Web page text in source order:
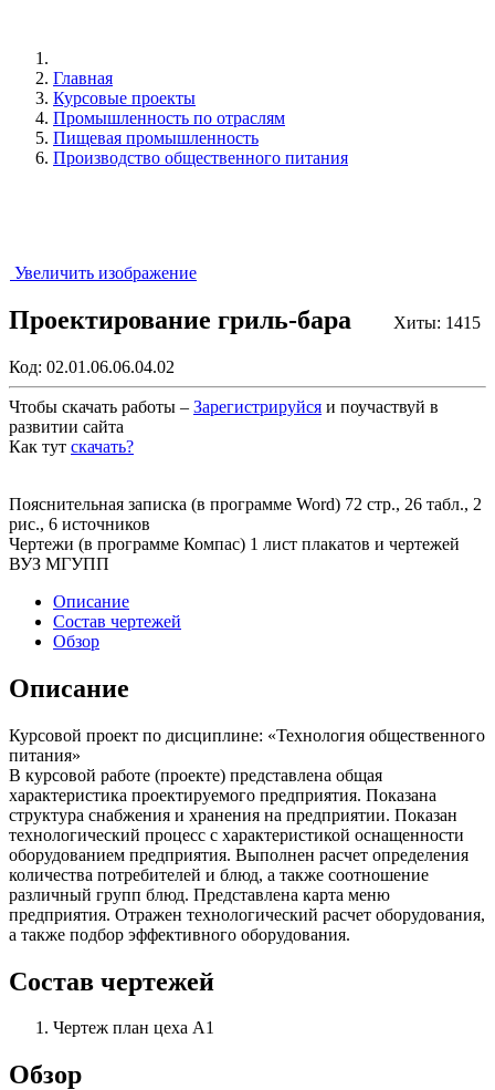
Главная
Курсовые проекты
Промышленность по отраслям
Пищевая промышленность
Производство общественного питания
Увеличить изображение
Хиты: 1415
Проектирование гриль-бара
Код: 02.01.06.06.04.02
Чтобы скачать работы – Зарегистрируйся и поучаствуй в
развитии сайта
Как тут скачать?
Пояснительная записка (в программе Word) 72 стр., 26 табл., 2
рис., 6 источников
Чертежи (в программе Компас) 1 лист плакатов и чертежей
ВУЗ МГУПП
Описание
Состав чертежей
Обзор
Описание
Курсовой проект по дисциплине: «Технология общественного
питания»
В курсовой работе (проекте) представлена общая
характеристика проектируемого предприятия. Показана
структура снабжения и хранения на предприятии. Показан
технологический процесс с характеристикой оснащенности
оборудованием предприятия. Выполнен расчет определения
количества потребителей и блюд, а также соотношение
различный групп блюд. Представлена карта меню
предприятия. Отражен технологический расчет оборудования,
а также подбор эффективного оборудования.
Состав чертежей
Чертеж план цеха А1
Обзор